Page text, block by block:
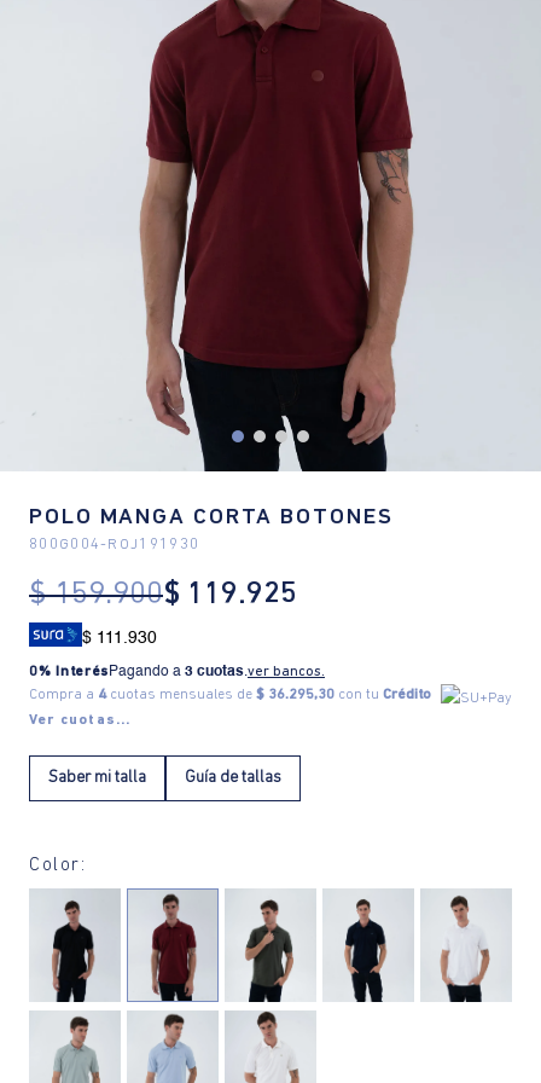
POLO MANGA CORTA BOTONES
800G004- ROJ191930
$ 159.900$ 119.925
$ 111.930
0% Interés Pagando a 3 cuotas.ver bancos.
Compra a 4cuotas mensuales de $ 36.295,30 con tu Crédito
Ver cuotas...
Saber mi talla Guía de tallas
Color: